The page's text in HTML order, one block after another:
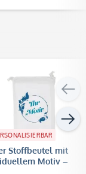
Stoffbeutel mit
Motiv –